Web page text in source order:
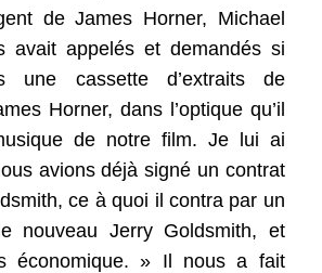
de James Horner, Michael
avait appelés et demandés si
une cassette d’extraits de
Horner, dans l’optique qu’il
de notre film. Je lui ai
avions déjà signé un contrat
ce à quoi il contra par un
nouveau Jerry Goldsmith, et
économique. » Il nous a fait